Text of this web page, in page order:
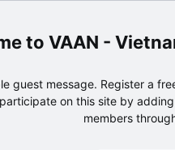
VAAN -
guest message. Register a
on this site by
members